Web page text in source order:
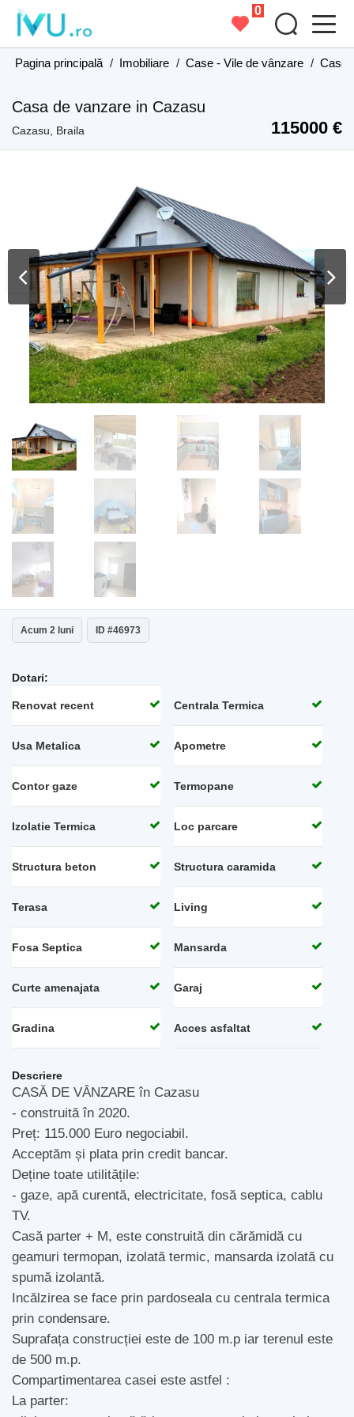
0
Pagina principală / Imobiliare / Case - Vile de vânzare / Case
Casa de vanzare in Cazasu
Cazasu, Braila 115000 €
Acum 2 luni ID #46973
Dotari:
Renovat recent Centrala Termica
Usa Metalica Apometre
Contor gaze Termopane
Izolatie Termica Loc parcare
Structura beton Structura caramida
Terasa Living
Fosa Septica Mansarda
Curte amenajata Garaj
Gradina Acces asfaltat
Descriere
CASĂ DE VÂNZARE în Cazasu
- construită în 2020.
Preț: 115.000 Euro negociabil.
Acceptăm și plata prin credit bancar.
Deține toate utilitățile:
- gaze, apă curentă, electricitate, fosă septica, cablu
TV.
Casă parter + M, este construită din cărămidă cu
geamuri termopan, izolată termic, mansarda izolată cu
spumă izolantă.
Incălzirea se face prin pardoseala cu centrala termica
prin condensare.
Suprafața construcției este de 100 m.p iar terenul este
de 500 m.p.
Compartimentarea casei este astfel :
La parter: